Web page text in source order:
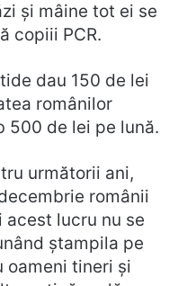
și mâine tot ei se
copiii PCR.
dau 150 de lei
românilor
500 de lei pe lună.
următorii ani,
românii
acest lucru nu se
ștampila pe
oameni tineri și